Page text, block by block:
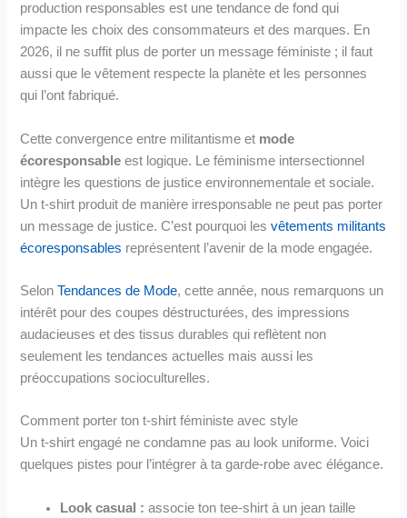
production responsables est une tendance de fond qui
impacte les choix des consommateurs et des marques. En
2026, il ne suffit plus de porter un message féministe ; il faut
aussi que le vêtement respecte la planète et les personnes
qui l’ont fabriqué.
Cette convergence entre militantisme et mode
écoresponsable est logique. Le féminisme intersectionnel
intègre les questions de justice environnementale et sociale.
Un t-shirt produit de manière irresponsable ne peut pas porter
un message de justice. C’est pourquoi lesvêtements militants
écoresponsables représentent l’avenir de la mode engagée.
SelonTendances de Mode, cette année, nous remarquons un
intérêt pour des coupes déstructurées, des impressions
audacieuses et des tissus durables qui reflètent non
seulement les tendances actuelles mais aussi les
préoccupations socioculturelles.
Comment porter ton t-shirt féministe avec style
Un t-shirt engagé ne condamne pas au look uniforme. Voici
quelques pistes pour l’intégrer à ta garde-robe avec élégance.
Look casual : associe ton tee-shirt à un jean taille